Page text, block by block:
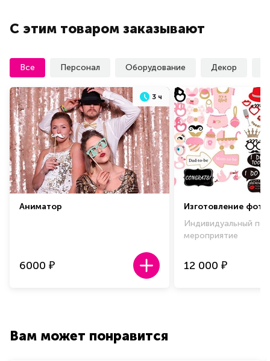
С этим товаром заказывают
Все Персонал Оборудование Декор
3 ч
Аниматор
6000 ₽
Изготовление
Индивидуальный под
мероприятие
12 000 ₽
Вам может понравится